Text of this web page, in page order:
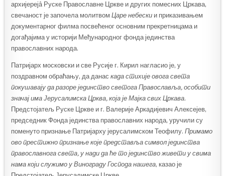
архијерејâ Руске Православне Цркве и других помесних Цркава,
свечаност је започела молитвомЦаре небески и приказивањем
документарног филма посвећеног основним прекретницама и
догађајима у историји Међународног фонда јединства
православних народа.
Патријарх московски и све Русије г. Кирил нагласио је, у
поздравном обраћању, да данаскада стихије овога света
покушавају да разоре јединство светога Православља, особити
значај има Јерусалимска Црква, која је Мајка свих Цркава.
Предстојатељ Руске Цркве и г. Валерије Аркадијевич Алексејев,
председник Фонда јединства православних народа, уручили су
поменуто признање Патријарху јерусалимском Теофилу.Примамо
ово престижно признање које представља символ јединства
православнога света, у нади да ће то јединство живети у свима
нама који служимо у Винограду Господа нашега, казао је